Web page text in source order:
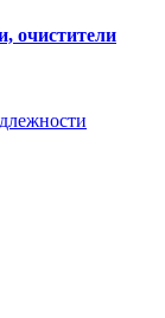
очистители